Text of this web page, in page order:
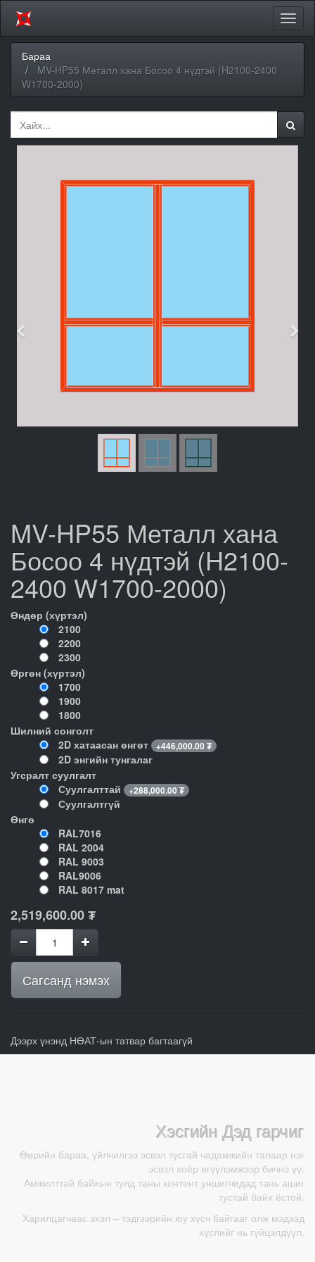
Бараа
MV-HP55 Металл хана Босоо 4 нүдтэй (H2100-2400
W1700-2000)
Өмнөх
MV-HP55 Металл хана
Босоо 4 нүдтэй (H2100-
2400 W1700-2000)
Өндөр (хүртэл)
2100
2200
2300
Өргөн (хүртэл)
1700
1900
1800
Шилний сонголт
2D хатаасан өнгөт
+446,000.00 ₮
2D энгийн тунгалаг
Угсралт суулгалт
Суулгалттай
+288,000.00 ₮
Суулгалтгүй
Өнгө
RAL7016
RAL 2004
RAL 9003
RAL9006
RAL 8017 mat
2,519,600.00₮
Сагсанд нэмэх
Дээрх үнэнд НӨАТ-ын татвар багтаагүй
Хэсгийн Дэд гарчиг
Өөрийн бараа, үйлчилгээ эсвэл тусгай чадамжийн талаар нэг
эсвэл хоёр өгүүлэмжээр бичнэ үү.
Амжилттай байхын тулд таны контент уншигчидад тань ашиг
тустай байх ёстой.
Харилцагчаас эхэл – тэдгээрийн юу хүсч байгааг олж мэдээд
хүслийг нь гүйцэлдүүл.